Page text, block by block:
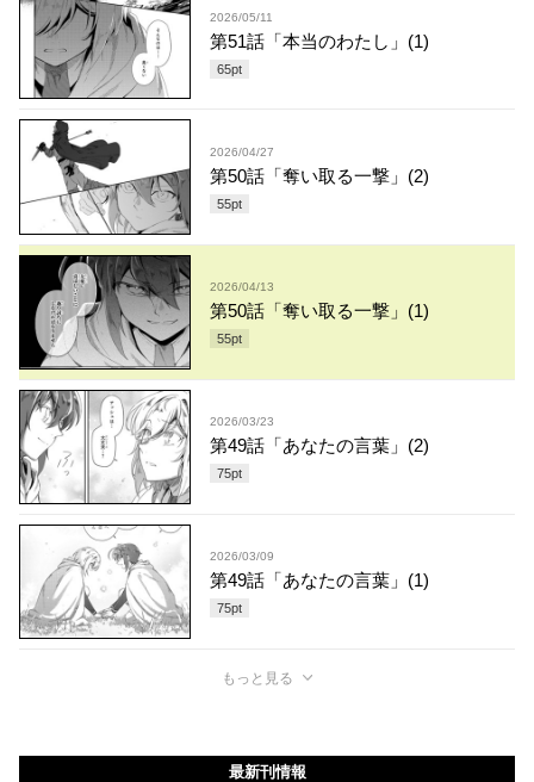
2026/05/11
第51話「本当のわたし」(1)
65pt
2026/04/27
第50話「奪い取る一撃」(2)
55pt
2026/04/13
第50話「奪い取る一撃」(1)
55pt
2026/03/23
第49話「あなたの言葉」(2)
75pt
2026/03/09
第49話「あなたの言葉」(1)
75pt
もっと見る
最新刊情報